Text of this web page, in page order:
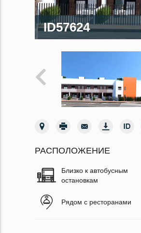
ID57624
РАСПОЛОЖЕНИЕ
Близко к автобусным
остановкам
Рядом с ресторанами